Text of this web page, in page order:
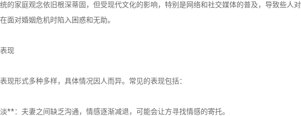
的家庭观念依旧根深蒂固，但受现代文化的影响，特别是网络和社交媒体的普及，导致些人
面对婚姻危机时陷入困惑和无助。
现
现形式多种多样，具体情况因人而异。常见的表现包括：
**：夫妻之间缺乏沟通，情感逐渐减退，可能会让方寻找情感的寄托。